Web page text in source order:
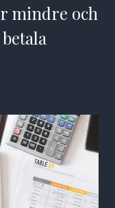
mindre och